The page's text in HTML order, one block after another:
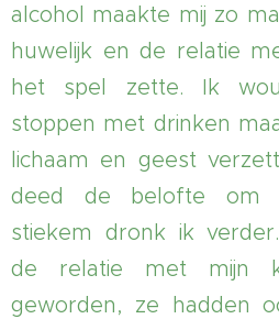
alcohol maakte mij zo
huwelijk en de relatie
het spel zette. Ik
stoppen met drinken
lichaam en geest
deed de belofte om
stiekem dronk ik
de relatie met mijn
geworden, ze hadden